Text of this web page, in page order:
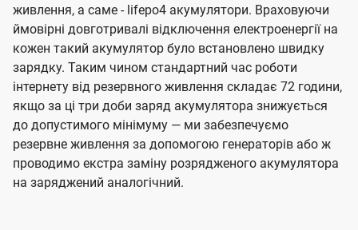
живлення, а саме - lifepo4 акумулятори. Враховуючи
ймовірні довготривалі відключення електроенергії на
кожен такий акумулятор було встановлено швидку
зарядку. Таким чином стандартний час роботи
інтернету від резервного живлення складає 72 години,
якщо за ці три доби заряд акумулятора знижується
до допустимого мінімуму — ми забезпечуємо
резервне живлення за допомогою генераторів або ж
проводимо екстра заміну розрядженого акумулятора
на заряджений аналогічний.